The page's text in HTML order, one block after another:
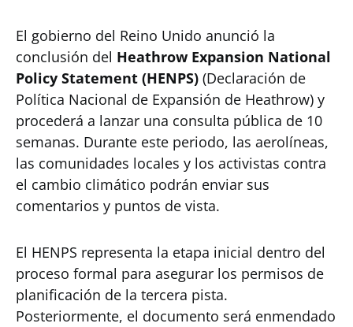
El gobierno del Reino Unido anunció la
conclusión del Heathrow Expansion National
Policy Statement (HENPS) (Declaración de
Política Nacional de Expansión de Heathrow) y
procederá a lanzar una consulta pública de 10
semanas. Durante este periodo, las aerolíneas,
las comunidades locales y los activistas contra
el cambio climático podrán enviar sus
comentarios y puntos de vista.
El HENPS representa la etapa inicial dentro del
proceso formal para asegurar los permisos de
planificación de la tercera pista.
Posteriormente, el documento será enmendado